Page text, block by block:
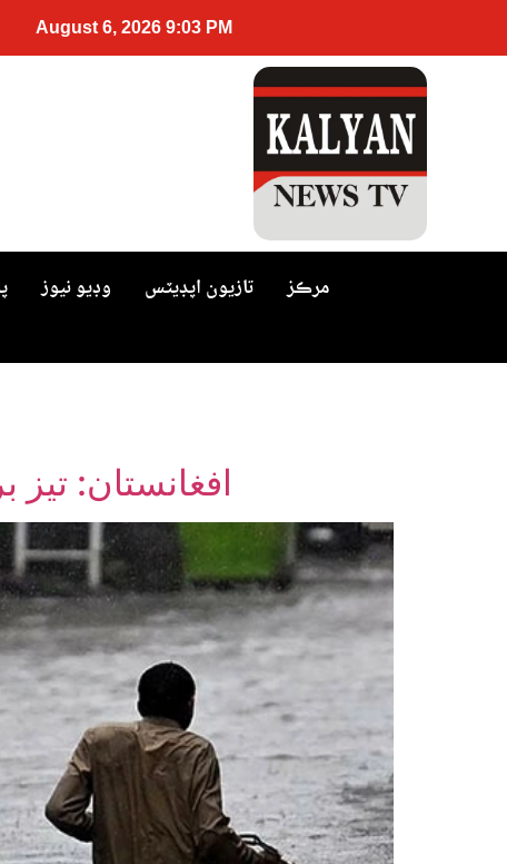
August 6, 2026 9:03 PM
وڊيو نيوز تازيون اپڊيٽس مرڪز
افغانستان: تيز برساتن ۽